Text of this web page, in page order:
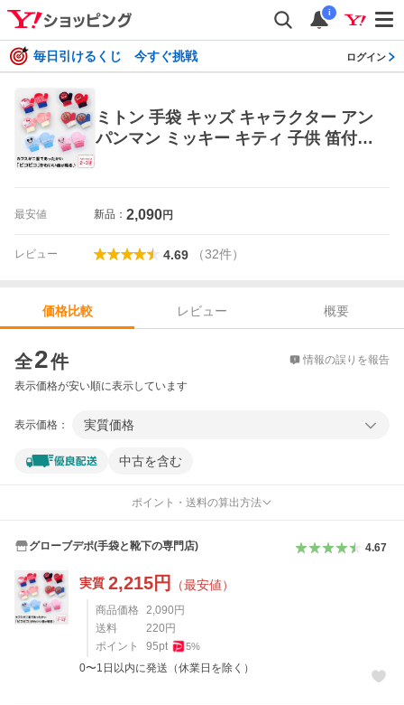
i
毎日引けるくじ 今すぐ挑戦 ログイン
ミトン 手袋 キッズ キャラクター アン
パンマン ミッキー キティ 子供 笛付き
最安値 新品： 2,090円
レビュー 4.69 （32件）
価格比較 レビュー
概要
全2件 情報の誤りを報告
表示価格が安い順に表示しています
表示価格： 実質価格
中古を含む
ポイント・送料の算出方法
グローブデポ(手袋と靴下の専門店) 4.67
実質 2,215円 （最安値）
商品価格 2,090 円
送料
220 円
ポイント
95pt 5%
0〜1日以内に発送（休業日を除く）